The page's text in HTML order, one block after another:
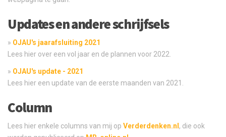
Updates en andere schrijfsels
» OJAU's jaarafsluiting 2021
Lees hier over een vol jaar en de plannen voor 2022.
» OJAU's update - 2021
Lees hier een update van de eerste maanden van 2021.
Column
Lees hier enkele columns van mij op Verderdenken.nl , die ook